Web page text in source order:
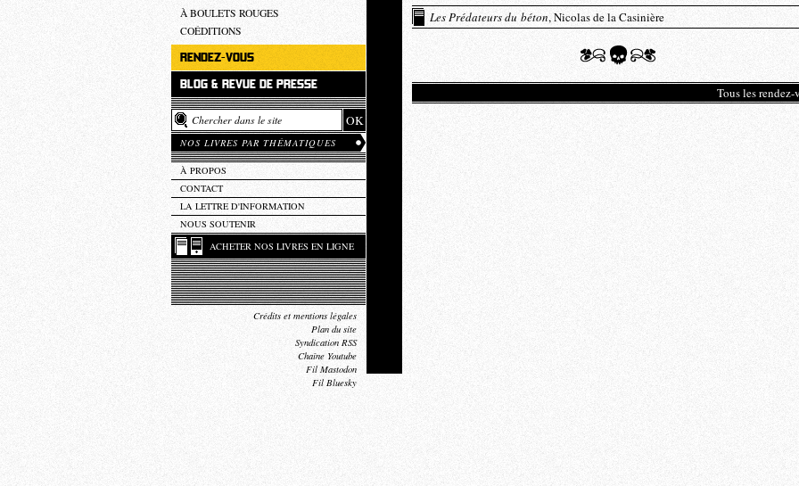
À BOULETS ROUGES
COÉDITIONS
RENDEZ-VOUS
BLOG & REVUE DE PRESSE
NOS LIVRES PAR THÉMATIQUES
À PROPOS
CONTACT
LA LETTRE D'INFORMATION
NOUS SOUTENIR
ACHETER NOS LIVRES EN LIGNE
Crédits et mentions légales
Plan du site
Syndication RSS
Chaîne Youtube
Fil Mastodon
Fil Bluesky
Les Prédateurs du béton, Nicolas de la Casinière
Tous les rendez-